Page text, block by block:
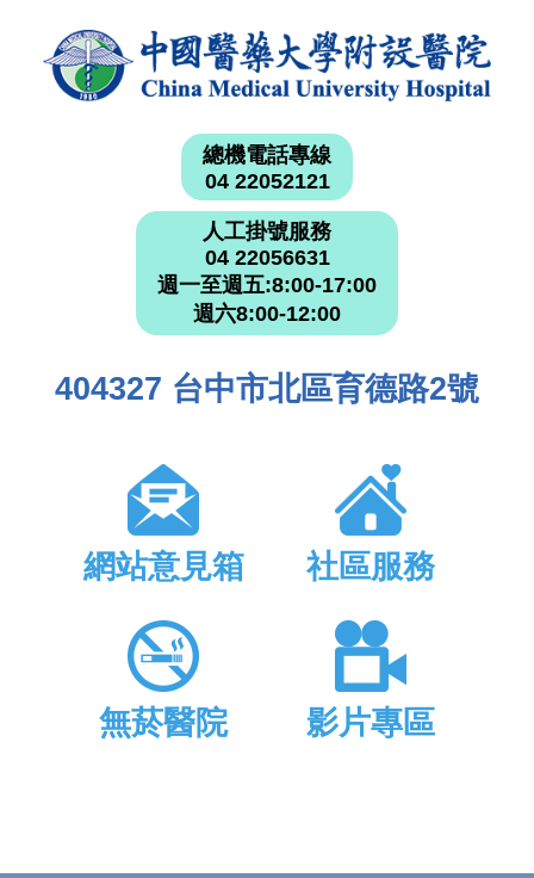
總機電話專線
04 22052121
人工掛號服務
04 22056631
週一至週五:8:00-17:00
週六8:00-12:00
404327 台中市北區育德路2號
網站意見箱 社區服務
無菸醫院 影片專區